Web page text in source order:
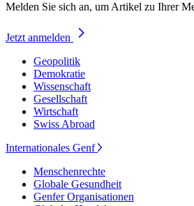
Melden Sie sich an, um Artikel zu Ihrer
Jetzt anmelden
Geopolitik
Demokratie
Wissenschaft
Gesellschaft
Wirtschaft
Swiss Abroad
Internationales Genf
Menschenrechte
Globale Gesundheit
Genfer Organisationen